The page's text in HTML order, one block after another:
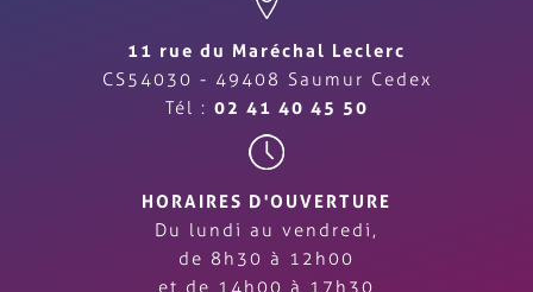
11 rue du Maréchal Leclerc
CS54030 - 49408 Saumur Cedex
Tél : 02 41 40 45 50
HORAIRES D'OUVERTURE
Du lundi au vendredi,
de 8h30 à 12h00
et de 14h00 à 17h30